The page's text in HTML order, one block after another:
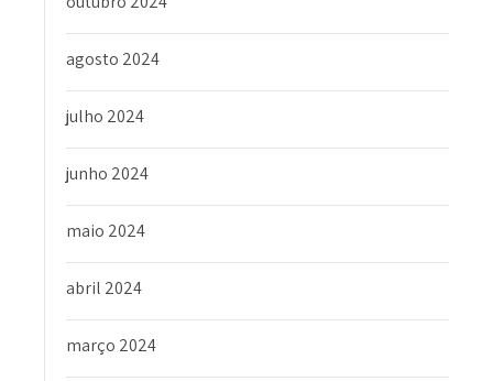
agosto 2024
julho 2024
junho 2024
maio 2024
abril 2024
março 2024